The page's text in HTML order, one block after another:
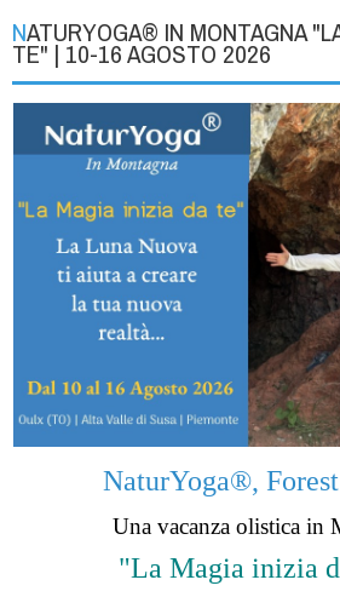
NATURYOGA® IN MONTAGNA "LA MAGIA INIZIA DA
TE" | 10-16 AGOSTO 2026
NaturYoga®,
Una vacanza olistica in
"La Magia inizia